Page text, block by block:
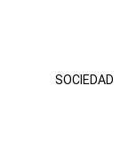
SOCIEDAD